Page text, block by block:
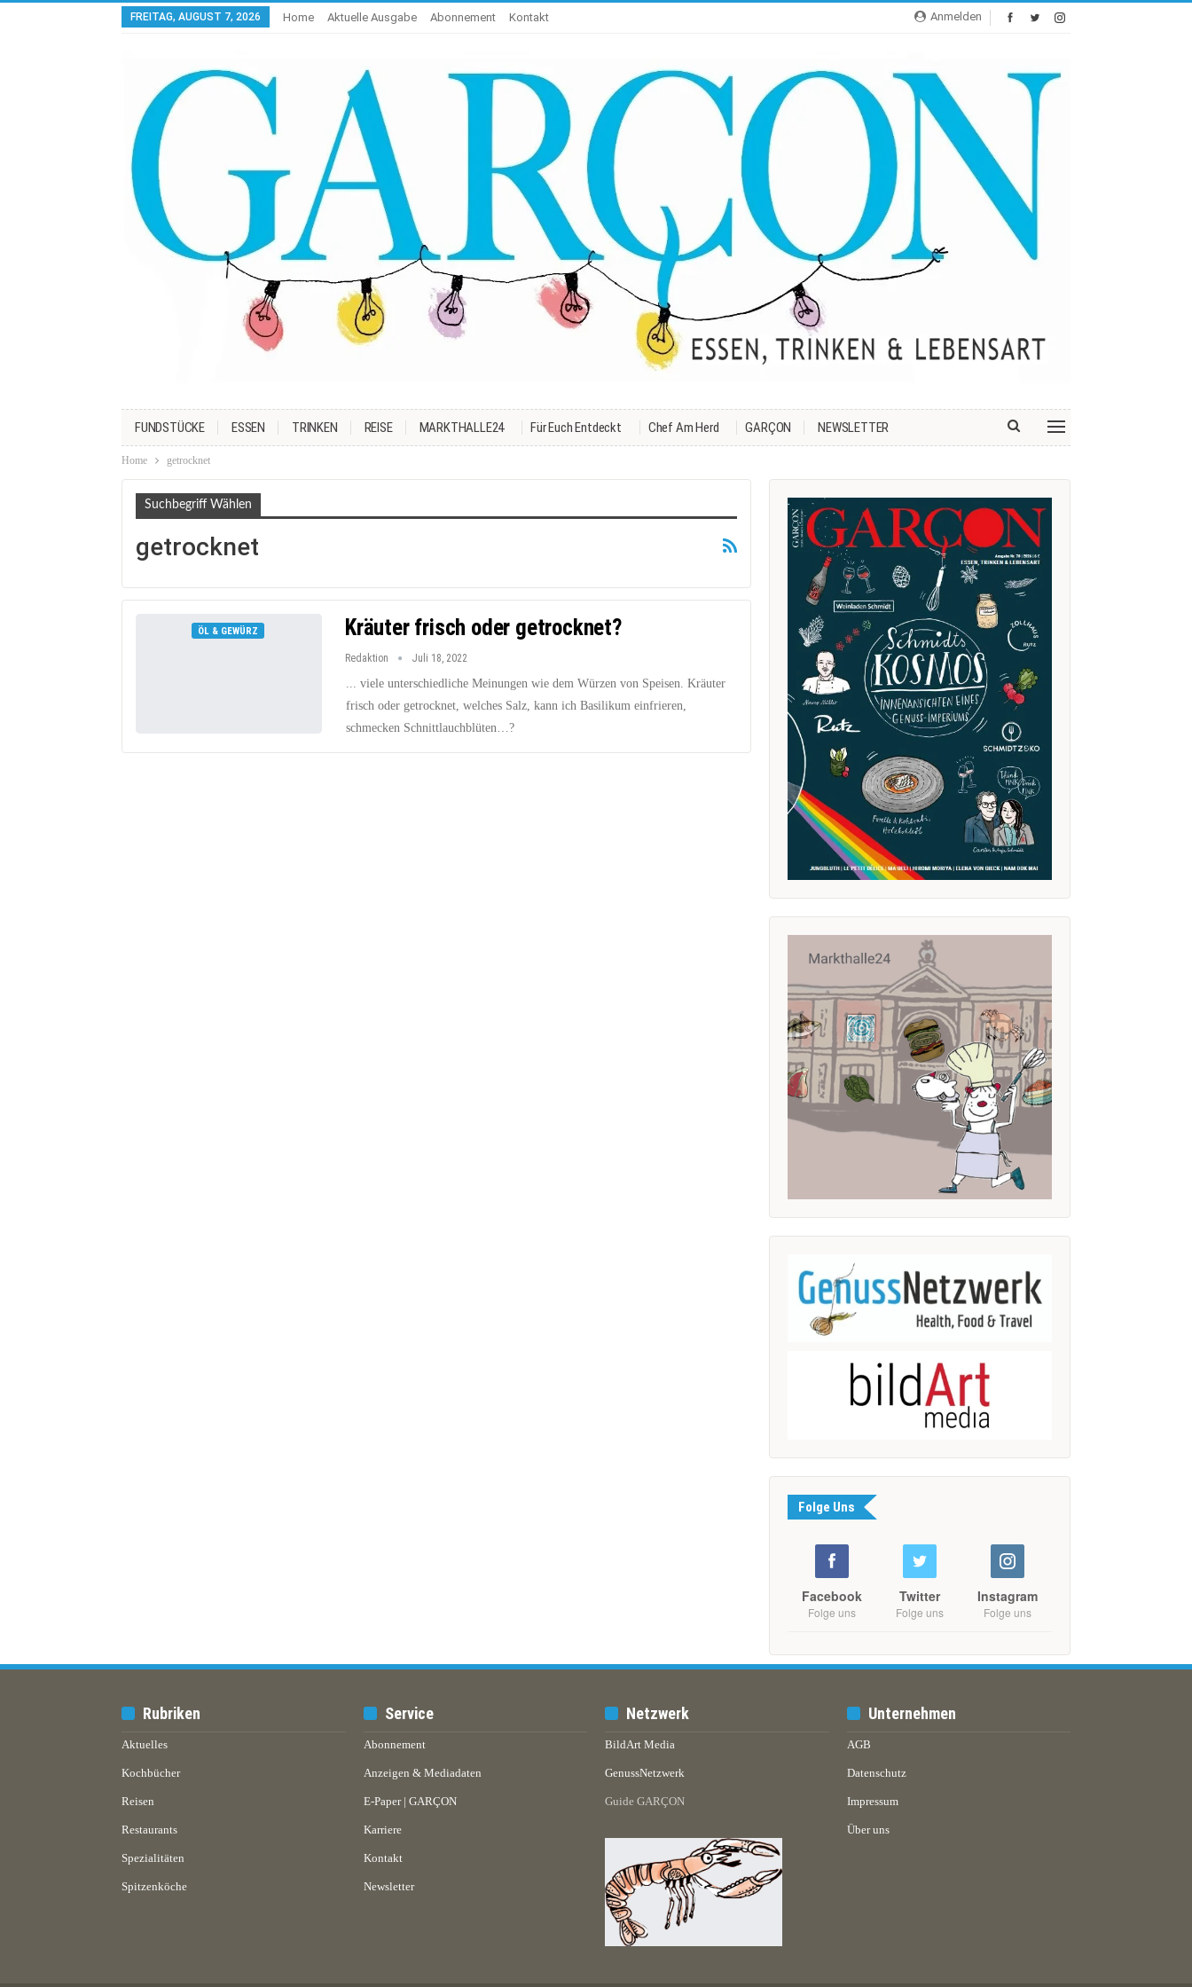
Anmelden
FREITAG, AUGUST 7, 2026 Home Aktuelle Ausgabe Abonnement Kontakt
FUNDSTÜCKE ESSEN TRINKEN REISE MARKTHALLE24 Für Euch Entdeckt Chef Am Herd GARÇON NEWSLETTER
Home getrocknet
Suchbegriff Wählen
getrocknet
ÖL & GEWÜRZ Kräuter frisch oder getrocknet?
Redaktion Juli 18, 2022
... viele unterschiedliche Meinungen wie dem Würzen von Speisen. Kräuter
frisch oder getrocknet, welches Salz, kann ich Basilikum einfrieren,
schmecken Schnittlauchblüten…?
Folge Uns
Facebook
Folge uns
Twitter
Folge uns
Instagram
Folge uns
Rubriken
Aktuelles
Kochbücher
Reisen
Restaurants
Spezialitäten
Spitzenköche
Service
Abonnement
Anzeigen & Mediadaten
E-Paper | GARÇON
Karriere
Kontakt
Newsletter
Netzwerk
BildArt Media
GenussNetzwerk
Guide GARÇON
Unternehmen
AGB
Datenschutz
Impressum
Über uns